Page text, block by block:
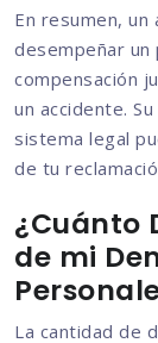
En resumen,
desempeñar un
compensación
un accidente.
sistema legal
de tu
¿Cuánto
de mi
La cantidad de